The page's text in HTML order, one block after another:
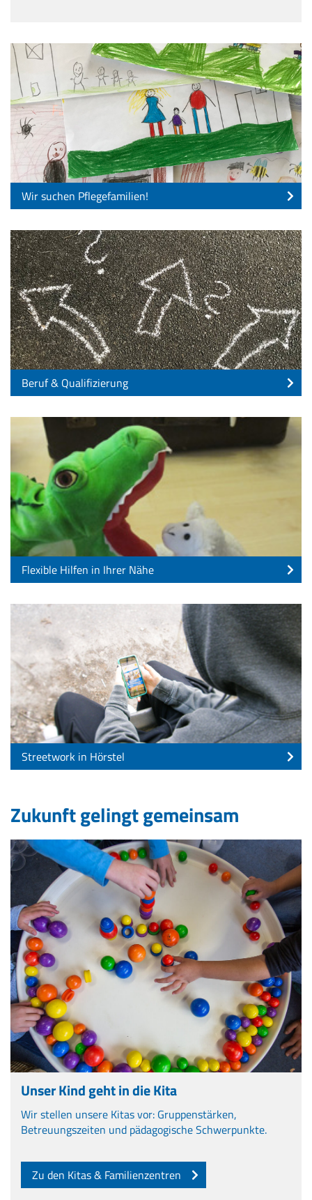
Wir suchen Pflegefamilien!
Beruf & Qualifizierung
Flexible Hilfen in Ihrer Nähe
Streetwork in Hörstel
Zukunft gelingt gemeinsam
Unser Kind geht in die Kita
Wir stellen unsere Kitas vor: Gruppenstärken,
Betreuungszeiten und pädagogische Schwerpunkte.
Zu den Kitas & Familienzentren